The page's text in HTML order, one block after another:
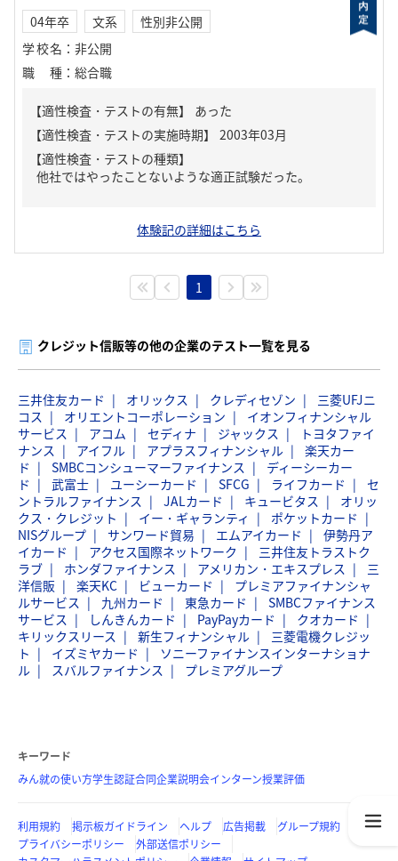
04年卒 文系
性別非公開
学校名 ： 非公開
職種 ： 総合職
【適性検査・テストの有無】 あった
【適性検査・テストの種類】
他社ではやったことないような適正試験だった。
体験記の詳細はこちら
1
クレジット信販等の他の企業のテスト一覧を見る
三井住友カード オリックス クレディセゾン
三菱UFJニ
コス
オリエントコーポレーション
イオンフィナンシャル
サービス
アコム セディナ ジャックス
トヨタファイ
ナンス
アイフル アプラスフィナンシャル
楽天カー
ド
SMBCコンシューマーファイナンス
ディーシーカー
ド
武富士 ユーシーカード SFCG ライフカード
セ
ントラルファイナンス
JALカード キュービタス
オリッ
クス・クレジット
イー・ギャランティ
ポケットカード
NISグループ
サンワード貿易 エムアイカード
伊勢丹ア
イカード
アクセス国際ネットワーク
三井住友トラストク
ラブ
ホンダファイナンス アメリカン・エキスプレス
三
洋信販
楽天KC ビューカード
プレミアファイナンシャ
ルサービス
九州カード 東急カード
SMBCファイナンス
サービス
しんきんカード PayPayカード
クオカード
キリックスリース
新生フィナンシャル
三菱電機クレジッ
ト
イズミヤカード
ソニーファイナンスインターナショナ
ル
スバルファイナンス プレミアグループ
キーワード
みん就の使い方学生認証合同企業説明会インターン授業評価
利用規約 掲示板ガイドライン ヘルプ 広告掲載
グループ規約
プライバシーポリシー
外部送信ポリシー